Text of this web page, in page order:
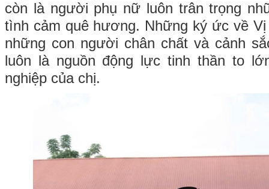
còn là người phụ nữ luôn trân trọng
tình cảm quê hương. Những ký ức về Vị
những con người chân chất và cảnh
luôn là nguồn động lực tinh thần to
nghiệp của chị.